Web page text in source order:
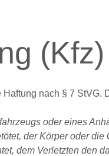
(Kfz)
nach § 7 StVG.
oder eines
der Körper oder
dem Verletzten den